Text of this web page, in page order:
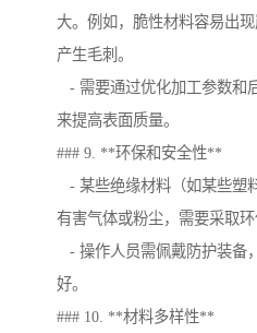
大。例如，脆性材料容易出
产生毛刺。
- 需要通过优化加工参数和
来提高表面质量。
### 9. **环保和安全性**
- 某些绝缘材料（如某些塑
有害气体或粉尘，需要采取环
- 操作人员需佩戴防护装备
好。
### 10. **材料多样性**